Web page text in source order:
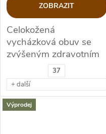
37
+ další
ZOBRAZIT
Celokožená
vycházková obuv se
zvýšeným zdravotním
Výprodej